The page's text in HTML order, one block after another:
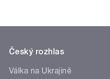
Český rozhlas
Válka na Ukrajině